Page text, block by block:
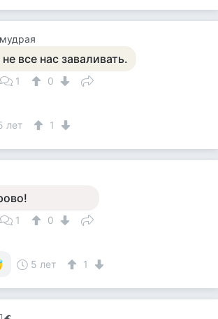
все нас заваливать.
1 0
лет
1
1 0
5 лет
1